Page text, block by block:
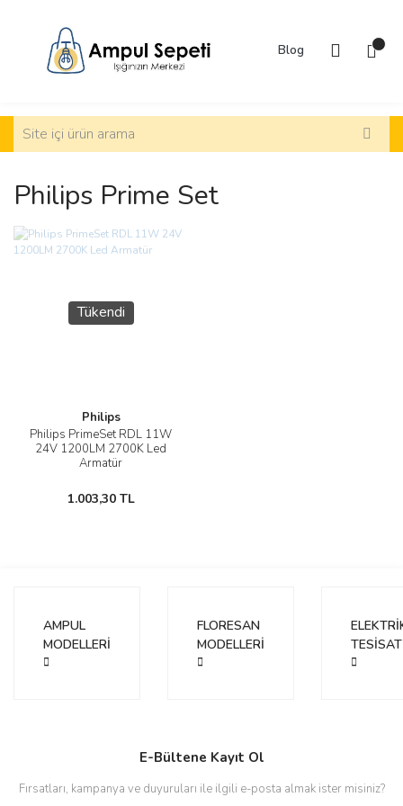
Blog
Philips Prime Set
Tükendi
Philips
Philips PrimeSet RDL 11W
24V 1200LM 2700K Led
Armatür
1.003,30 TL
AMPUL
MODELLERİ
FLORESAN
MODELLERİ
TESİSAT
E-Bültene Kayıt Ol
Fırsatları, kampanya ve duyuruları ile ilgili e-posta almak ister misiniz?